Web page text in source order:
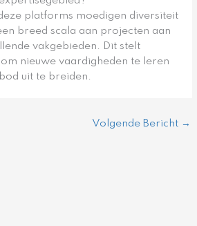
platforms moedigen diversiteit
breed scala aan projecten aan
vakgebieden. Dit stelt
nieuwe vaardigheden te leren
uit te breiden.
Volgende Bericht →